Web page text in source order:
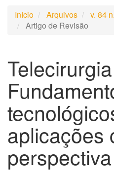
Início Arquivos
v. 84
Artigo de Revisão
aplicações
perspectiva